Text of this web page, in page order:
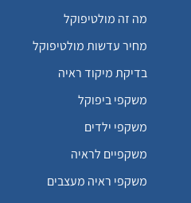
מה זה מולטיפוקל
מחיר עדשות מולטיפוקל
בדיקת מיקוד ראיה
משקפי ביפוקל
משקפי ילדים
משקפיים לראיה
משקפי ראיה מעצבים